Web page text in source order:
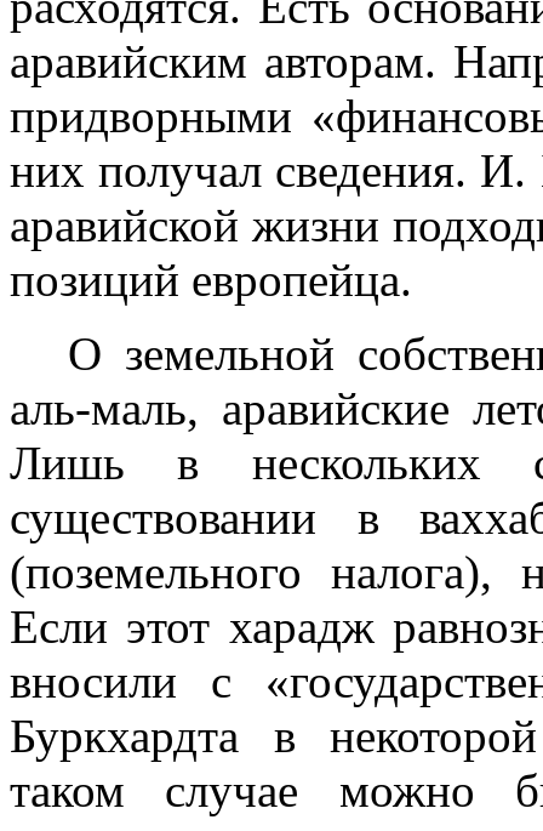
аравийским авторам.
придворными
них полу­чал сведения.
аравийской жизни
позиций европейца.
О земельной
аль-маль, аравий­ские
Лишь в нескольких
существовании в
(позе­мельного
Если этот харадж
вносили с
Буркхардта в
таком слу­чае можно